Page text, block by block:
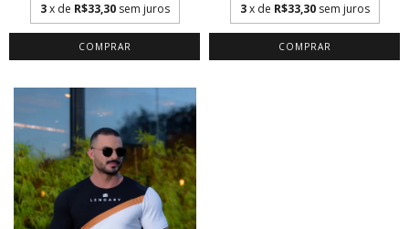
3 x de R$33,30 sem juros
COMPRAR
3 x de R$33,30 sem juros
COMPRAR